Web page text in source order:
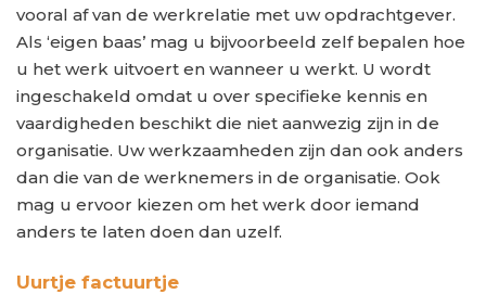
vooral af van de werkrelatie met uw opdrachtgever.
Als ‘eigen baas’ mag u bijvoorbeeld zelf bepalen hoe
u het werk uitvoert en wanneer u werkt. U wordt
ingeschakeld omdat u over specifieke kennis en
vaardigheden beschikt die niet aanwezig zijn in de
organisatie. Uw werkzaamheden zijn dan ook anders
dan die van de werknemers in de organisatie. Ook
mag u ervoor kiezen om het werk door iemand
anders te laten doen dan uzelf.
Uurtje factuurtje